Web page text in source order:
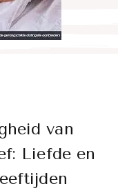
van
Liefde en